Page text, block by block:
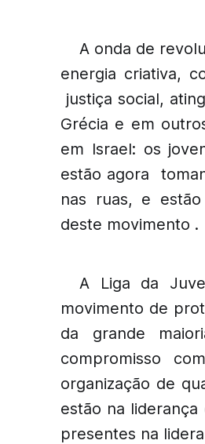
A onda de
energia criativa,
justiça social,
Grécia e em
em Israel: os
estão agora
nas ruas, e
deste movimento .
A Liga da
movimento de
da grande
compromisso
organização de
estão na
presentes na